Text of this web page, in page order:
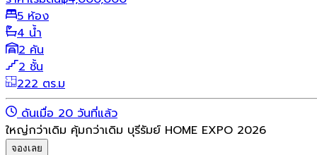
5 ห้อง
4 น้ำ
2 คัน
2 ชั้น
222 ตร.ม
ดันเมื่อ 20 วันที่แล้ว
ใหญ่กว่าเดิม คุ้มกว่าเดิม บุรีรัมย์ HOME EXPO 2026
จองเลย